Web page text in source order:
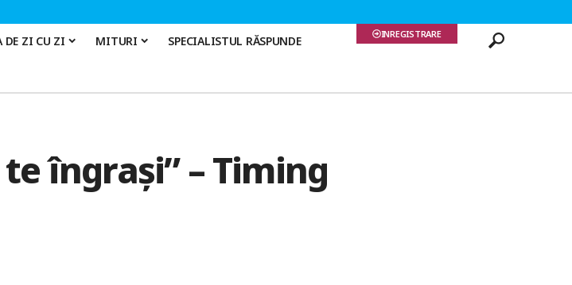
DE ZI CU ZI MITURI SPECIALISTUL RĂSPUNDE INREGISTRARE
îngrași” – Timing